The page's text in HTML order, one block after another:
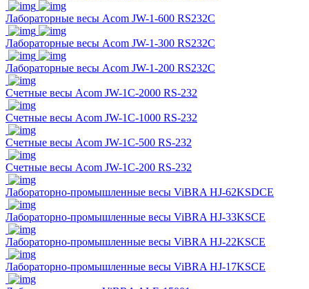
Лабораторные весы Acom JW-1-600 RS232C
Лабораторные весы Acom JW-1-300 RS232C
Лабораторные весы Acom JW-1-200 RS232C
Счетные весы Acom JW-1C-2000 RS-232
Счетные весы Acom JW-1C-1000 RS-232
Счетные весы Acom JW-1C-500 RS-232
Счетные весы Acom JW-1C-200 RS-232
Лабораторно-промышленные весы ViBRA HJ-62KSDCE
Лабораторно-промышленные весы ViBRA HJ-33KSCE
Лабораторно-промышленные весы ViBRA HJ-22KSCE
Лабораторно-промышленные весы ViBRA HJ-17KSCE